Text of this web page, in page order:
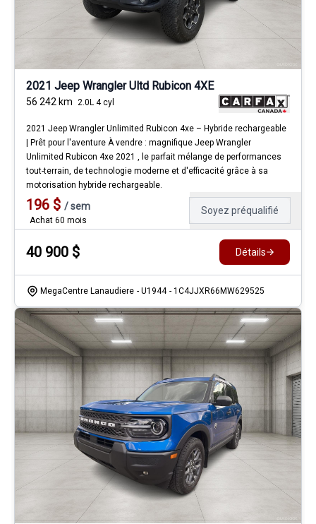
2021 Jeep Wrangler Ultd Rubicon 4XE
56 242 km 2.0L 4 cyl
2021 Jeep Wrangler Unlimited Rubicon 4xe – Hybride rechargeable
| Prêt pour l'aventure À vendre : magnifique Jeep Wrangler
Unlimited Rubicon 4xe 2021 , le parfait mélange de performances
tout-terrain, de technologie moderne et d'efficacité grâce à sa
motorisation hybride rechargeable.
196 $ /sem
Achat 60 mois
Soyez préqualifié
40 900 $ Détails
MegaCentre Lanaudiere - U1944 - 1C4JJXR66MW629525